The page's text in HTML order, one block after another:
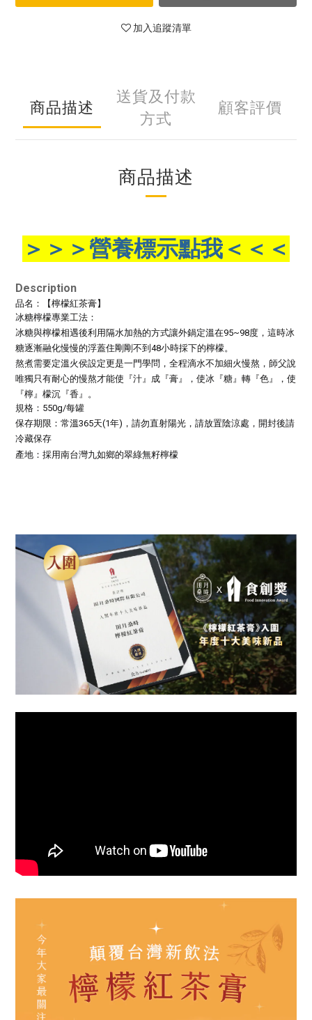
加入追蹤清單
商品描述
送貨及付款
方式
顧客評價
商品描述
＞＞＞營養標示點我＜＜＜
Description
品名：
【檸檬紅茶膏】
冰糖檸檬專業工法：
冰糖與檸檬相遇後利用隔水加熱的方式讓外鍋定溫在95~98度， 這時冰
糖逐漸融化慢慢的浮蓋住剛剛不到48小時採下的檸檬。
熬煮需要定溫火侯設定更是一門學問，全程滴水不加細火慢熬， 師父說
唯獨只有耐心的慢熬才能使『汁』成『膏』，使冰『糖』轉『色』，使
『檸』檬沉『香』 。
規格：550g/每罐
保存期限：常溫365天(1年)，請勿直射陽光，請放置陰涼處 ，開封後請
冷藏保存
產地： 採用南台灣九如鄉的翠綠無籽檸檬